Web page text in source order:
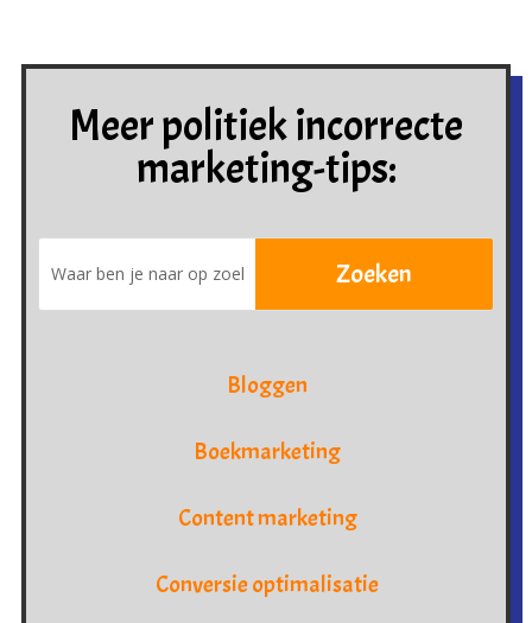
Meer politiek incorrecte
marketing-tips:
Bloggen
Boekmarketing
Content marketing
Conversie optimalisatie